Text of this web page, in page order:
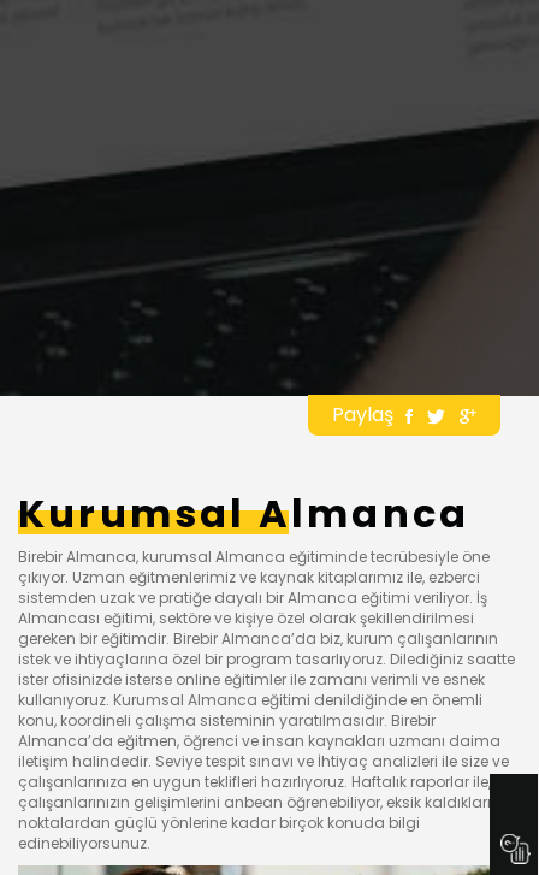
Paylaş
Kurumsal Almanca
Birebir Almanca, kurumsal Almanca eğitiminde tecrübesiyle öne
çıkıyor. Uzman eğitmenlerimiz ve kaynak kitaplarımız ile, ezberci
sistemden uzak ve pratiğe dayalı bir Almanca eğitimi veriliyor. İş
Almancası eğitimi, sektöre ve kişiye özel olarak şekillendirilmesi
gereken bir eğitimdir. Birebir Almanca’da biz, kurum çalışanlarının
istek ve ihtiyaçlarına özel bir program tasarlıyoruz. Dilediğiniz saatte
ister ofisinizde isterse online eğitimler ile zamanı verimli ve esnek
kullanıyoruz. Kurumsal Almanca eğitimi denildiğinde en önemli
konu, koordineli çalışma sisteminin yaratılmasıdır. Birebir
Almanca’da eğitmen, öğrenci ve insan kaynakları uzmanı daima
iletişim halindedir. Seviye tespit sınavı ve İhtiyaç analizleri ile size ve
çalışanlarınıza en uygun teklifleri hazırlıyoruz. Haftalık raporlar ile,
çalışanlarınızın gelişimlerini anbean öğrenebiliyor, eksik kaldıkları
noktalardan güçlü yönlerine kadar birçok konuda bilgi
edinebiliyorsunuz.